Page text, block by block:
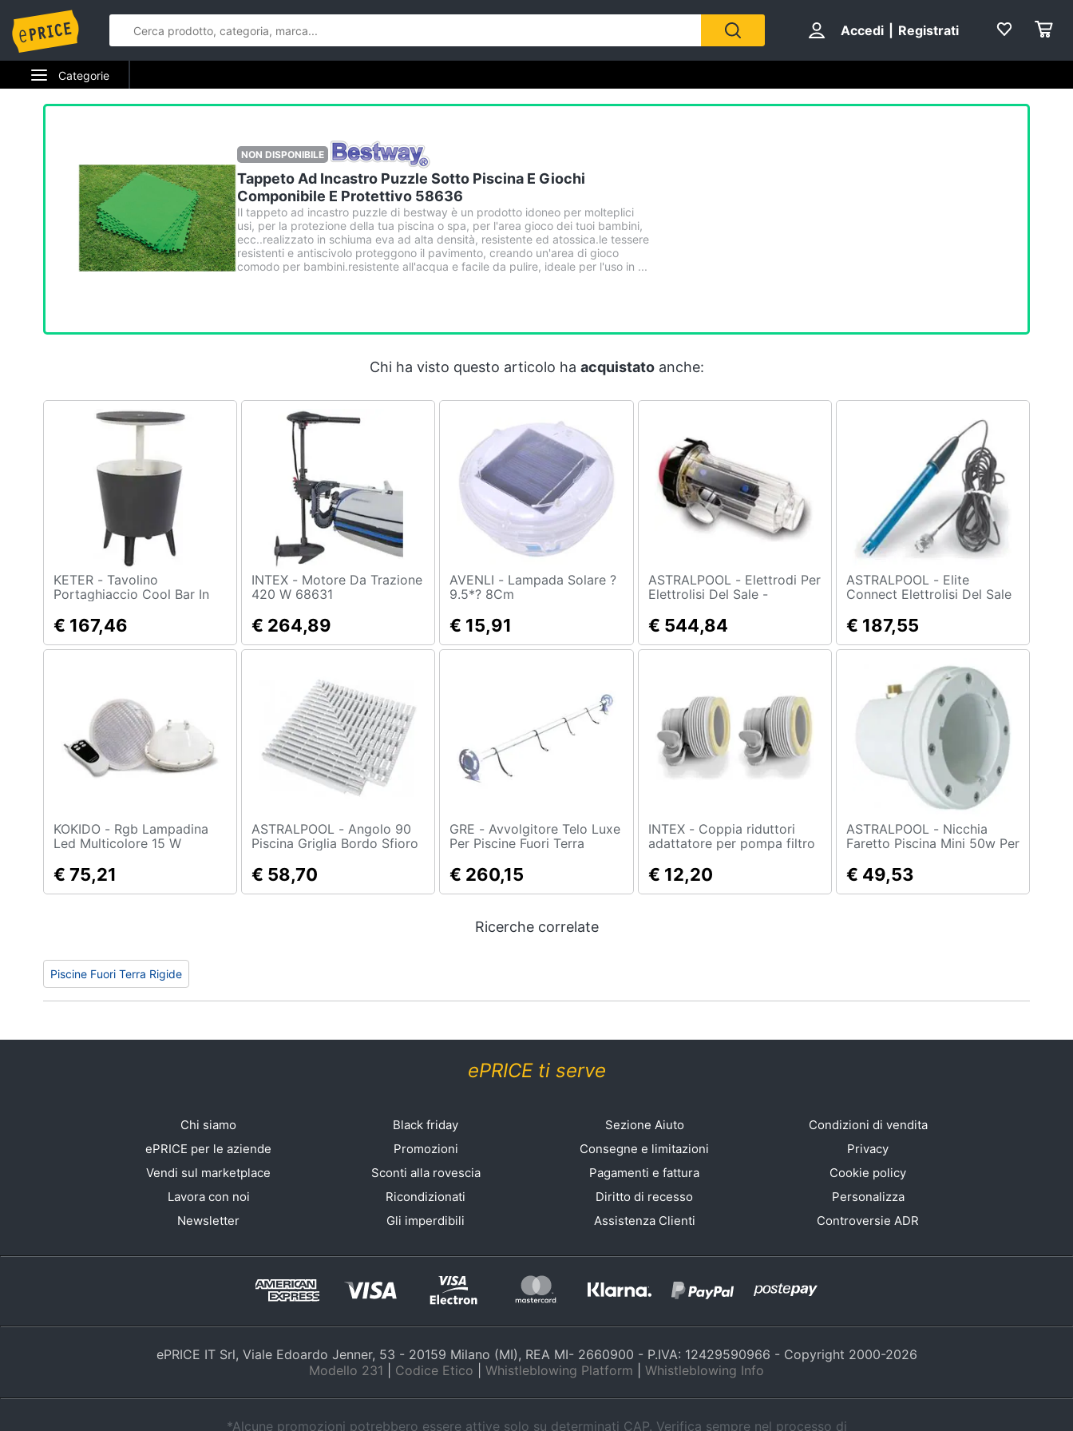
Accedi Registrati
Categorie
Elettrodomestici
Telefonia
Tv e Home Cinema
Smart home
Brico e Giardinaggio
Salute e igiene
Giocattoli
Prima infanzia
Casalinghi
Animali
Libri, cd e dvd
Promozioni
NON DISPONIBILE
Tappeto Ad Incastro Puzzle Sotto Piscina E Giochi
Componibile E Protettivo 58636
Il tappeto ad incastro puzzle di bestway è un prodotto idoneo per molteplici
usi, per la protezione della tua piscina o spa, per l'area gioco dei tuoi bambini,
ecc..realizzato in schiuma eva ad alta densità, resistente ed atossica.le tessere
resistenti e antiscivolo proteggono il pavimento, creando un'area di gioco
comodo per bambini.resistente all'acqua e facile da pulire, ideale per l'uso in ...
Chi ha visto questo articolo ha acquistatoanche:
KETER - Tavolino
Portaghiaccio Cool Bar In
30 Lt Grigio
€ 167,46
INTEX - Motore Da Trazione
420 W 68631
€ 264,89
AVENLI - Lampada Solare ?
9.5*? 8Cm
€ 15,91
ASTRALPOOL - Elettrodi Per
Elettrolisi Del Sale -
€ 544,84
ASTRALPOOL - Elite
Connect Elettrolisi Del Sale
€ 187,55
KOKIDO - Rgb Lampadina
Led Multicolore 15 W
€ 75,21
ASTRALPOOL - Angolo 90
Piscina Griglia Bordo Sfioro
€ 58,70
GRE - Avvolgitore Telo Luxe
Per Piscine Fuori Terra
€ 260,15
INTEX - Coppia riduttori
adattatore per pompa filtro
€ 12,20
ASTRALPOOL - Nicchia
Faretto Piscina Mini 50w Per
€ 49,53
Ricerche correlate
Piscine Fuori Terra Rigide
ePRICE ti serve
Chi siamo
ePRICE per le aziende
Vendi sul marketplace
Lavora con noi
Newsletter
Black friday
Promozioni
Sconti alla rovescia
Ricondizionati
Gli imperdibili
Sezione Aiuto
Consegne e limitazioni
Pagamenti e fattura
Diritto di recesso
Assistenza Clienti
Condizioni di vendita
Privacy
Cookie policy
Personalizza
Controversie ADR
ePRICE IT Srl, Viale Edoardo Jenner, 53 - 20159 Milano (MI), REA MI- 2660900 - P.IVA: 12429590966 - Copyright 2000-2026
Modello 231
Codice Etico Whistleblowing Platform Whistleblowing Info
*Alcune promozioni potrebbero essere attive solo su determinati CAP. Verifica sempre nel processo di